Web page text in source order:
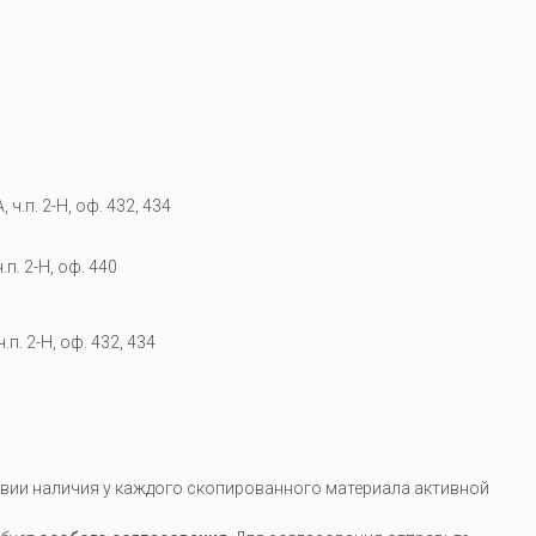
ч.п. 2-Н, оф. 432, 434
2-Н, оф. 440
2-Н, оф. 432, 434
наличия у каждого скопированного материала активной